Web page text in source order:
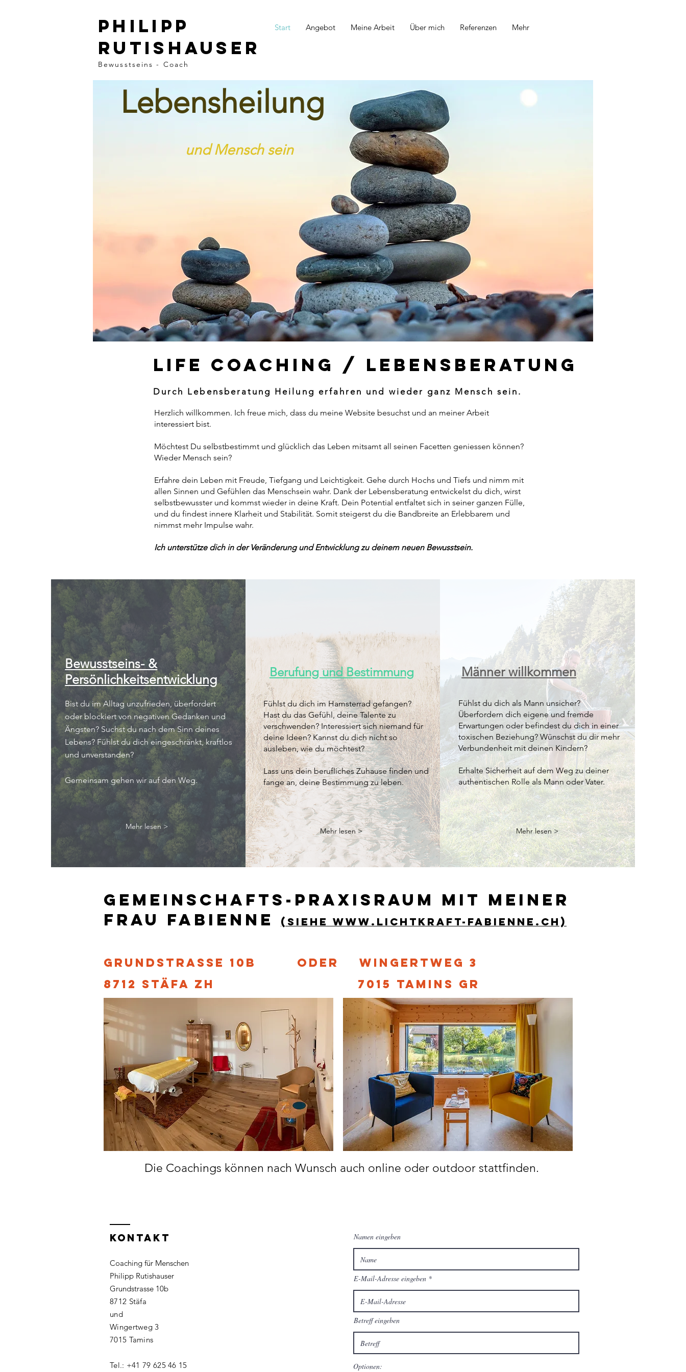
Start Angebot Meine Arbeit Über mich Referenzen Mehr
Philipp
rutishauser
Bewusstseins - Coach
Lebensheilung
und Mensch sein
Life Coaching / Lebensberatung
Durch Lebensberatung Heilung erfahren und wieder ganz Mensch sein.
Herzlich willkommen. Ich freue mich, dass du meine Website besuchst und an meiner Arbeit
interessiert bist.
Möchtest Du selbstbestimmt und glücklich das Leben mitsamt all seinen Facetten geniessen können?
Wieder Mensch sein?
Erfahre dein Leben mit Freude, Tiefgang und Leichtigkeit. Gehe durch Hochs und Tiefs und nimm mit
allen Sinnen und Gefühlen das Menschsein wahr. Dank der Lebensberatung entwickelst du dich, wirst
selbstbewusster und kommst wieder in deine Kraft. Dein Potential entfaltet sich in seiner ganzen Fülle,
und du findest innere Klarheit und Stabilität. Somit steigerst du die Bandbreite an Erlebbarem und
nimmst mehr Impulse wahr.
Ich unterstütze dich in der Veränderung und Entwicklung zu deinem neuen Bewusstsein.
Bewusstseins- &
Persönlichkeitsentwicklung
Bist du im Alltag unzufrieden, überfordert
oder blockiert von negativen Gedanken und
Ängsten? Suchst du nach dem Sinn deines
Lebens? Fühlst du dich eingeschränkt, kraftlos
und unverstanden?
Gemeinsam gehen wir auf den Weg.
Mehr lesen >
Berufung und Bestimmung
Fühlst du dich im Hamsterrad gefangen?
Hast du das Gefühl, deine Talente zu
verschwenden? Interessiert sich niemand für
deine Ideen? Kannst du dich nicht so
ausleben, wie du möchtest?
Lass uns dein berufliches Zuhause finden und
fange an, deine Bestimmung zu leben.
Mehr lesen >
Männer willkommen
Fühlst du dich als Mann unsicher?
Überfordern dich eigene und fremde
Erwartungen oder befindest du dich in einer
toxischen Beziehung? Wünschst du dir mehr
Verbundenheit mit deinen Kindern?
Erhalte Sicherheit auf dem Weg zu deiner
authentischen Rolle als Mann oder Vater.
Mehr lesen >
Gemeinschafts-Praxisraum mit meiner
Frau Fabienne
(siehe www.lichtkraft-fabienne.ch)
Grundstrasse 10b oder Wingertweg 3
8712 Stäfa ZH 7015 Tamins GR
Die Coachings können nach Wunsch auch online oder outdoor stattfinden.
KONTAKT
Coaching für Menschen
Philipp Rutishauser
Grundstrasse 10b
8712 Stäfa
und
Wingertweg 3
7015 Tamins
Tel.: +41 79 625 46 15
Namen eingeben
E-Mail-Adresse eingeben
Betreff eingeben
Optionen: